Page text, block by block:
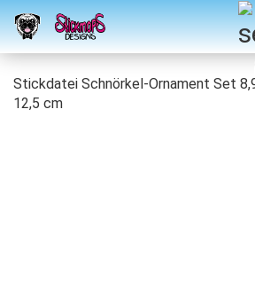
Stickdatei Schnörkel-Ornament Set
12,5 cm